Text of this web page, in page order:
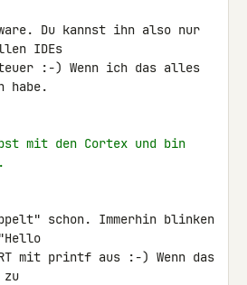
Du kannst ihn also nur
IDEs
:-) Wenn ich das alles
habe.
mit den Cortex und bin
mit printf aus :-) Wenn das
zu